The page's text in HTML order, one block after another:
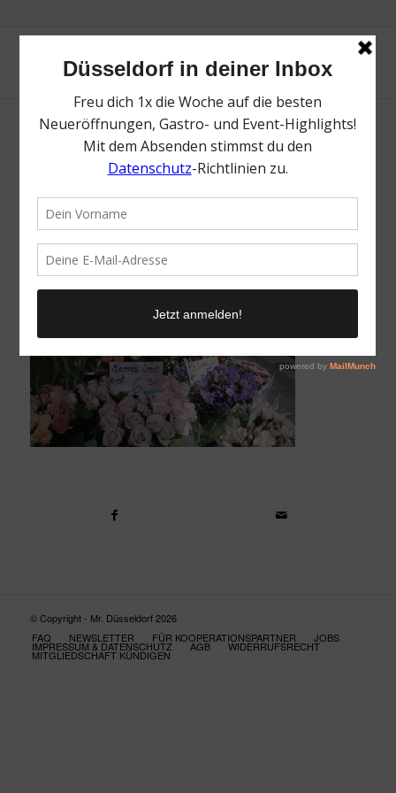
Carlsplatz | Top Blumenläden in Düsseldorf
© Copyright - Mr. Düsseldorf 2026
FAQ
NEWSLETTER FÜR KOOPERATIONSPARTNER JOBS
IMPRESSUM & DATENSCHUTZ AGB WIDERRUFSRECHT
MITGLIEDSCHAFT KÜNDIGEN